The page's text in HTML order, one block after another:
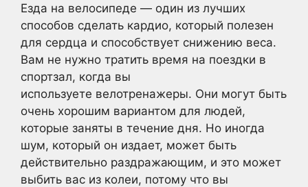
Езда на велосипеде — один из лучших
способов сделать кардио, который полезен
для сердца и способствует снижению веса.
Вам не нужно тратить время на поездки в
спортзал, когда вы
используете велотренажеры. Они могут быть
очень хорошим вариантом для людей,
которые заняты в течение дня. Но иногда
шум, который он издает, может быть
действительно раздражающим, и это может
выбить вас из колеи, потому что вы